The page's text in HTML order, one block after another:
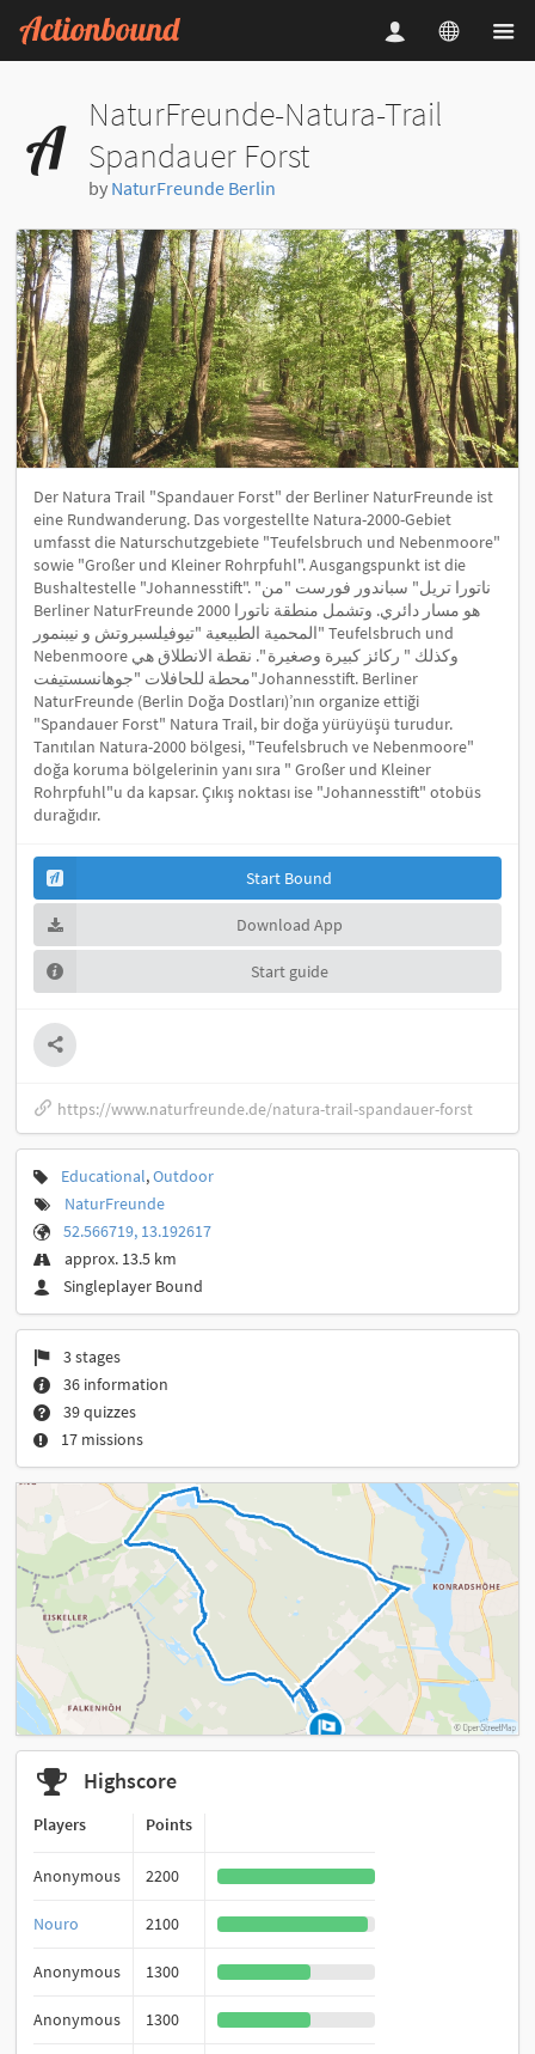
NaturFreunde-Natura-Trail
Spandauer Forst
by NaturFreunde Berlin
Der Natura Trail "Spandauer Forst" der Berliner NaturFreunde ist
eine Rundwanderung. Das vorgestellte Natura-2000-Gebiet
umfasst die Naturschutzgebiete "Teufelsbruch und Nebenmoore"
sowie "Großer und Kleiner Rohrpfuhl". Ausgangspunkt ist die
Bushaltestelle "Johannesstift". "ناتورا تريل" سباندور فورست "من
Berliner NaturFreunde هو مسار دائري. وتشمل منطقة ناتورا 2000
المحمية الطبيعية "تيوفيلسبروتش و نيبنمور" Teufelsbruch und
Nebenmoore وكذلك " ركائز كبيرة وصغيرة ". نقطة الانطلاق هي
محطة للحافلات "جوهانسستيفت"Johannesstift. Berliner
NaturFreunde (Berlin Doğa Dostları)’nın organize ettiği
"Spandauer Forst" Natura Trail, bir doğa yürüyüşü turudur.
Tanıtılan Natura-2000 bölgesi, "Teufelsbruch ve Nebenmoore"
doğa koruma bölgelerinin yanı sıra " Großer und Kleiner
Rohrpfuhl"u da kapsar. Çıkış noktası ise "Johannesstift" otobüs
durağıdır.
Start Bound
Download App
Start guide
https://www.naturfreunde.de/natura-trail-spandauer-forst
Educational,Outdoor
NaturFreunde
52.566719, 13.192617
approx. 13.5 km
Singleplayer Bound
3 stages
36 information
39 quizzes
17 missions
Highscore
Players Points
Anonymous 2200
Nouro 2100
Anonymous 1300
Anonymous 1300